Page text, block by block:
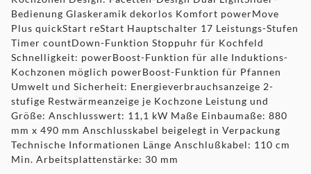
Bedienung Glaskeramik dekorlos Komfort powerMove
Plus quickStart reStart Hauptschalter 17 Leistungs-Stufen
Timer countDown-Funktion Stoppuhr für Kochfeld
Schnelligkeit: powerBoost-Funktion für alle Induktions-
Kochzonen möglich powerBoost-Funktion für Pfannen
Umwelt und Sicherheit: Energieverbrauchsanzeige 2-
stufige Restwärmeanzeige je Kochzone Leistung und
Größe: Anschlusswert: 11,1 kW Maße Einbaumaße: 880
mm x 490 mm Anschlusskabel beigelegt in Verpackung
Technische Informationen Länge Anschlußkabel: 110 cm
Min. Arbeitsplattenstärke: 30 mm